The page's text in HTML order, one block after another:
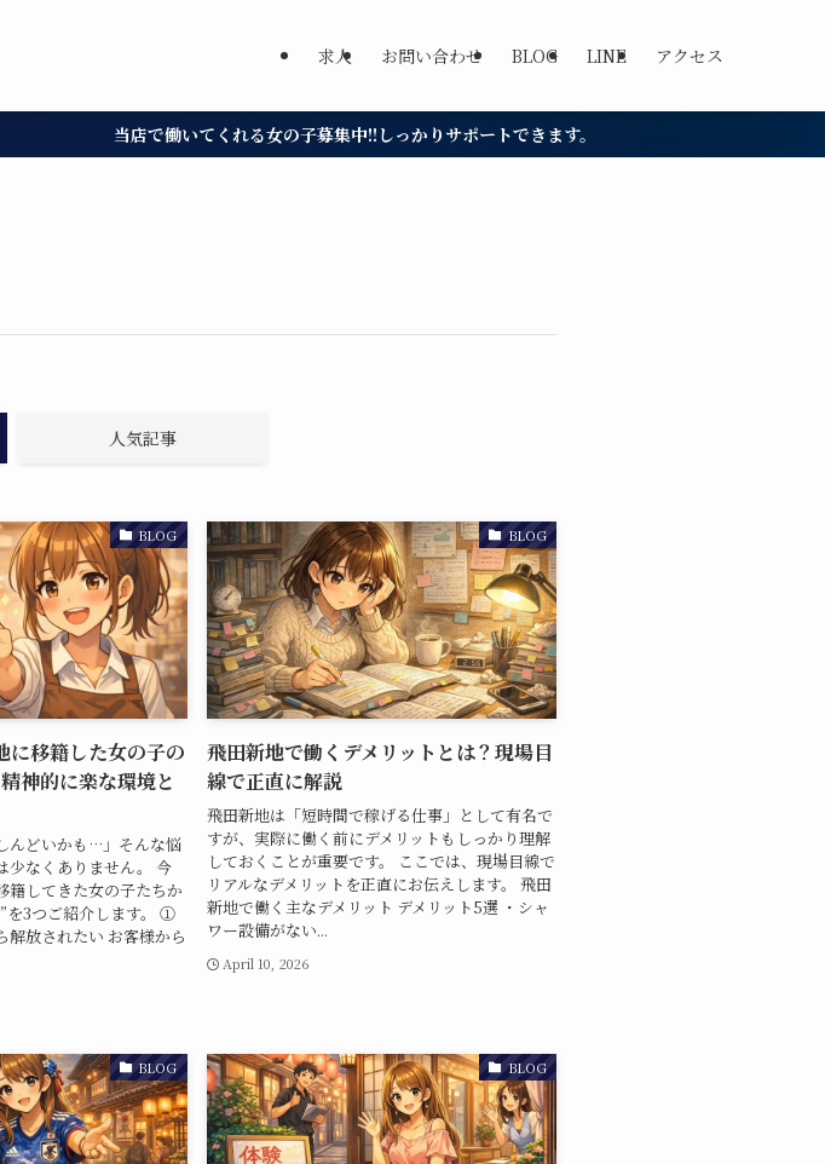
求人 お問い合わせ BLOG LINE アクセス
当店で働いてくれる女の子募集中!!しっかりサポートできます。
人気記事
BLOG
に移籍した女の子の
神的に楽な環境と
んどいかも…」そんな悩
少なくありません。 今
籍してきた女の子たちか
を3つご紹介します。 ①
解放されたい お客様から
BLOG
飛田新地で働くデメリットとは？現場目
線で正直に解説
飛田新地は「短時間で稼げる仕事」として有名で
すが、実際に働く前にデメリットもしっかり理解
しておくことが重要です。 ここでは、現場目線で
リアルなデメリットを正直にお伝えします。 飛田
新地で働く主なデメリット デメリット5選 ・シャ
ワー設備がない...
April 10, 2026
BLOG BLOG